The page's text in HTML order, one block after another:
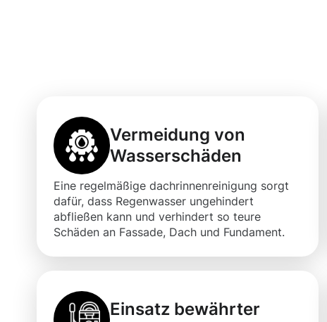
Vermeidung von
Wasserschäden
Eine regelmäßige dachrinnenreinigung sorgt
dafür, dass Regenwasser ungehindert
abfließen kann und verhindert so teure
Schäden an Fassade, Dach und Fundament.
Einsatz bewährter